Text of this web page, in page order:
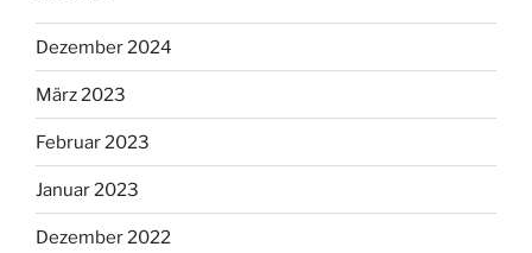
Dezember 2024
März 2023
Februar 2023
Januar 2023
Dezember 2022